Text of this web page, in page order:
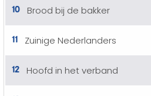
10 Brood bij de bakker
11 Zuinige Nederlanders
12 Hoofd in het verband